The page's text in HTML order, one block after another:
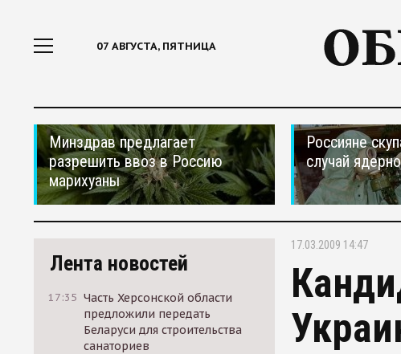
07 АВГУСТА, ПЯТНИЦА
Минздрав предлагает
разрешить ввоз в Россию
марихуаны
Россияне
случай
Лента новостей
17:35 Часть Херсонской области
предложили передать
Беларуси для строительства
санаториев
17.03.2009 14:47